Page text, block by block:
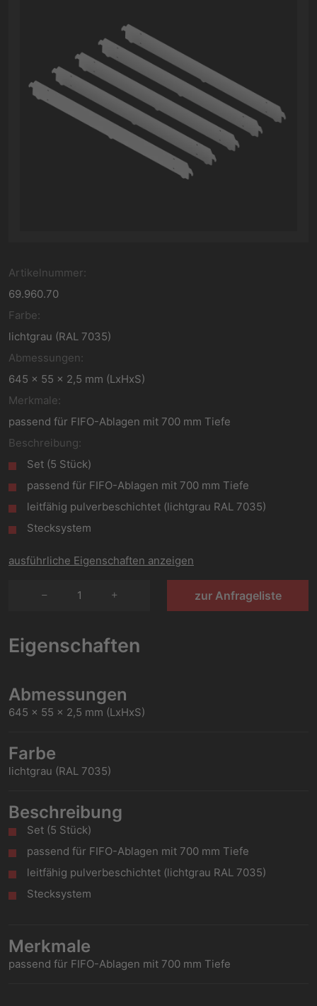
Artikelnummer:
69.960.70
Farbe:
lichtgrau (RAL 7035)
Abmessungen:
645 x 55 x 2,5 mm (LxHxS)
Merkmale:
passend für FIFO-Ablagen mit 700 mm Tiefe
Beschreibung:
Set (5 Stück)
passend für FIFO-Ablagen mit 700 mm Tiefe
leitfähig pulverbeschichtet (lichtgrau RAL 7035)
Stecksystem
ausführliche Eigenschaften anzeigen
1 zur Anfrageliste
Eigenschaften
Abmessungen
645 x 55 x 2,5 mm (LxHxS)
Farbe
lichtgrau (RAL 7035)
Beschreibung
Set (5 Stück)
passend für FIFO-Ablagen mit 700 mm Tiefe
leitfähig pulverbeschichtet (lichtgrau RAL 7035)
Stecksystem
Merkmale
passend für FIFO-Ablagen mit 700 mm Tiefe